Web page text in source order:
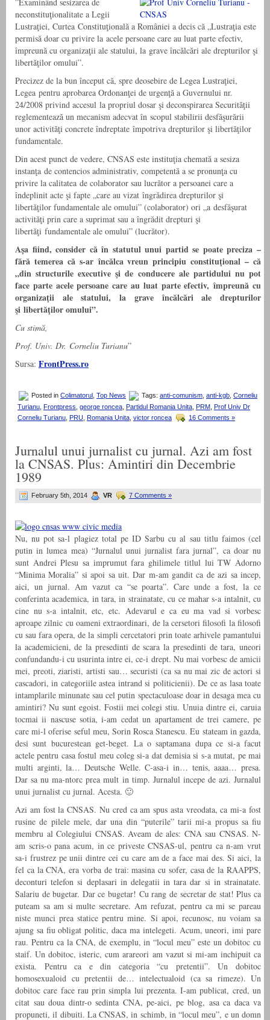
”Examinând sesizarea de
neconstituţionalitate a Legii
Lustraţiei, Curtea Constituţională a României a decis că „Lustraţia este
permisă doar cu privire la acele persoane care au luat parte efectiv,
împreună cu organizaţii ale statului, la grave încălcări ale drepturilor şi
libertăţilor omului”.
Precizez de la bun început că, spre deosebire de Legea Lustraţiei,
Legea pentru aprobarea Ordonanţei de urgenţă a Guvernului nr.
24/2008 privind accesul la propriul dosar şi deconspirarea Securităţii
reglementează un mecanism adecvat în scopul stabilirii desfăşurării
unor activităţi concrete îndreptate împotriva drepturilor şi libertăţilor
fundamentale.
Din acest punct de vedere, CNSAS este instituţia chemată a sesiza
instanţa de contencios administrativ, competentă a se pronunţa cu
privire la calitatea de colaborator sau lucrător a persoanei care a
îndeplinit acte şi fapte „care au vizat îngrădirea drepturilor şi
libertăţilor fundamentale ale omului” (colaborator) ori „a desfăşurat
activităţi prin care a suprimat sau a îngrădit drepturi şi
libertăţi fundamentale ale omului” (lucrător).
Aşa fiind, consider că în statutul unui partid se poate preciza –
fără temerea că s-ar încălca vreun principiu constituţional – că
„din structurile executive şi de conducere ale partidului nu pot
face parte acele persoane care au luat parte efectiv, împreună cu
organizaţii ale statului, la grave încălcări ale drepturilor
şi libertăţilor omului”.
Cu stimă,
Prof. Univ. Dr. Corneliu Turianu”
Sursa: FrontPress.ro
Posted in Colimatorul Top News Tags: anti-comunism anti-kgb Corneliu
Turianu, Frontpress, george roncea, Partidul Romania Unita, PRM, Prof Univ Dr
Corneliu Turianu
PRU Romania Unita victor roncea 16 Comments »
Jurnalul unui jurnalist cu jurnal. Azi am fost
la CNSAS. Plus: Amintiri din Decembrie
1989
February 5th, 2014 VR 7 Comments »
Nu, nu pot sa-l plagiez total pe ID Sarbu cu al sau titlu faimos (cel
putin in lumea mea) “Jurnalul unui jurnalist fara jurnal”, ca doar nu
sunt Andrei Plesu sa imprumut fara ghilimele titlul lui TW Adorno
“Minima Moralia” si apoi sa uit. Dar m-am gandit ca de azi sa incep,
aici, un jurnal. Am vazut ca “se poarta”. Care unde a fost, la ce
conferinta academica, in tara, in strainatate, cu ce mahar s-a intalnit, cu
cine nu s-a intalnit, etc, etc. Adevarul e ca eu ma vad si vorbesc
aproape zilnic cu oameni extraordinari, de la cersetori filosofi la filosofi
cu sau fara opera, de la simpli cercetatori prin toate arhivele pamantului
la academicieni, de la presedinti de scara la presedinti de tara, uneori
confundandu-i cu usurinta intre ei, ce-i drept. Nu mai vorbesc de amicii
mei, preoti, ziaristi, artisti sau… securisti (ca sa nu mai zic de actori si
cascadori, in categoriile astea intrand si politicienii). De ce as lasa toate
intamplarile minunate sau cel putin spectaculoase doar in desaga mea cu
amintiri? Nu sunt egoist. Fostii mei colegi stiu. Unuia dintre ei, caruia
tocmai ii nascuse sotia, i-am cedat un apartament de trei camere, pe
care mi-l oferise seful meu, Sorin Rosca Stanescu. Eu stateam in gazda,
desi sunt bucurestean get-beget. La o saptamana dupa ce si-a facut
actele pentru casa fostul meu coleg si-a dat demisia si s-a mutat, pe mai
multi arginti, la… Deutsche Welle. C-asa-i in… tenis, aaaa… presa.
Dar sa nu ma-ntorc prea mult in timp. Jurnalul incepe de azi. Jurnalul
unui jurnalist cu jurnal. Acesta. 🙂
Azi am fost la CNSAS. Nu cred ca am spus asta vreodata, ca mi-a fost
rusine de pilele mele, dar una din “puterile” tarii mi-a propus sa fiu
membru al Colegiului CNSAS. Aveam de ales: CNA sau CNSAS. N-
am scris-o pana acum, in ce priveste CNSAS-ul, pentru ca n-am vrut
sa-i frustrez pe unii dintre cei cu care am de a face mai des. Si aici, la
fel ca la CNA, era vorba de trai: masina cu sofer, casa de la RAAPPS,
deconturi telefon si deplasari in delegatii in tara dar si in strainatate.
Salariu de bugetar. Dar ce bugetar! Cu rang de secretar de stat! Plus ca
puteam sa am si multe secretare. Am refuzat, pentru ca mi se pareau
niste munci prea statice pentru mine. Si apoi, recunosc, nu voiam sa
ajung sa fiu obligat politic, daca ma intelegeti. Acum, uneori, imi pare
rau. Pentru ca la CNA, de exemplu, in “locul meu” este un dobitoc cu
staif. Un dobitoc, isteric, cum arareori am vazut si mi-am inchipuit ca
exista. Pentru ca e din categoria “cu pretentii”. Un dobitoc
homosexualoid cu pretentii de… intelectualoid (ca sa rimeze). Un
dobitoc care face rau prin simpla lui prezenta. I-am publicat, cred, un
citat sau doua dintr-o sedinta CNA, pe-aici, pe blog, asa ca daca va
propuneti, il dibuiti. La CNSAS, in schimb, in “locul meu”, e un domn